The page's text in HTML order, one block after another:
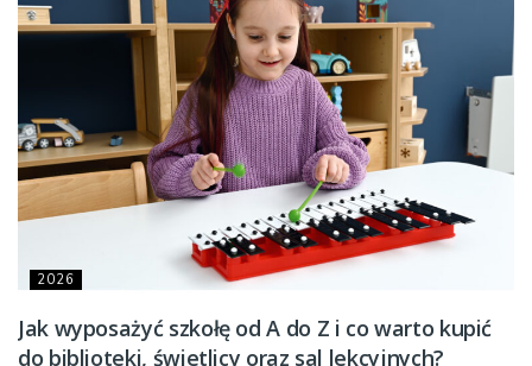
2026
Jak wyposażyć szkołę od A do Z i co warto kupić
do biblioteki, świetlicy oraz sal lekcyjnych?